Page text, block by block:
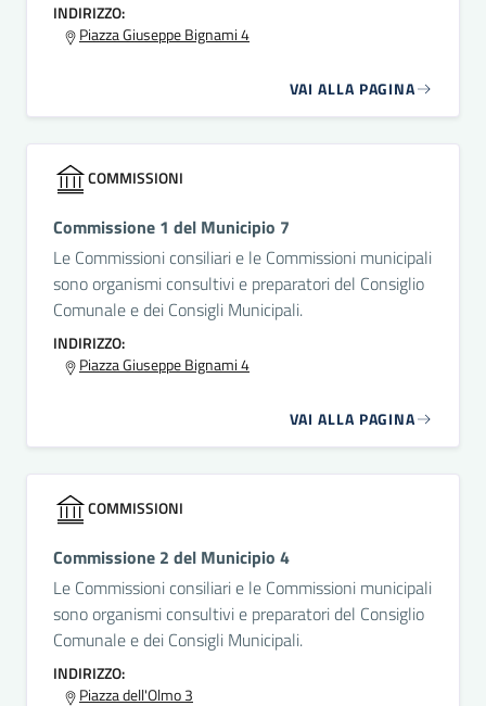
INDIRIZZO:
Piazza Giuseppe Bignami 4
VAI ALLA PAGINA
COMMISSIONI
Commissione 1 del Municipio 7
Le Commissioni consiliari e le Commissioni municipali
sono organismi consultivi e preparatori del Consiglio
Comunale e dei Consigli Municipali.
INDIRIZZO:
Piazza Giuseppe Bignami 4
VAI ALLA PAGINA
COMMISSIONI
Commissione 2 del Municipio 4
Le Commissioni consiliari e le Commissioni municipali
sono organismi consultivi e preparatori del Consiglio
Comunale e dei Consigli Municipali.
INDIRIZZO:
Piazza dell'Olmo 3